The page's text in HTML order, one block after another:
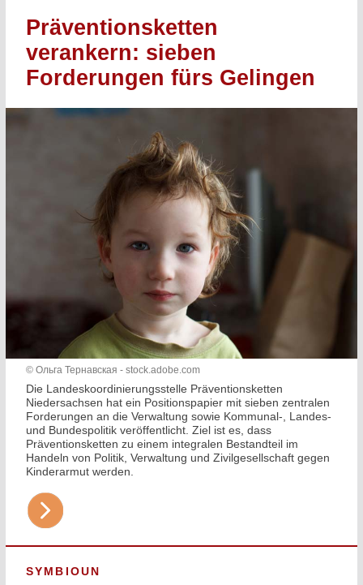
Präventionsketten
verankern: sieben
Forderungen fürs Gelingen
© Ольга Тернавская - stock.adobe.com
Die Landeskoordinierungsstelle Präventionsketten
Niedersachsen hat ein Positionspapier mit sieben zentralen
Forderungen an die Verwaltung sowie Kommunal-, Landes-
und Bundespolitik veröffentlicht. Ziel ist es, dass
Präventionsketten zu einem integralen Bestandteil im
Handeln von Politik, Verwaltung und Zivilgesellschaft gegen
Kinderarmut werden.
SYMBIOUN